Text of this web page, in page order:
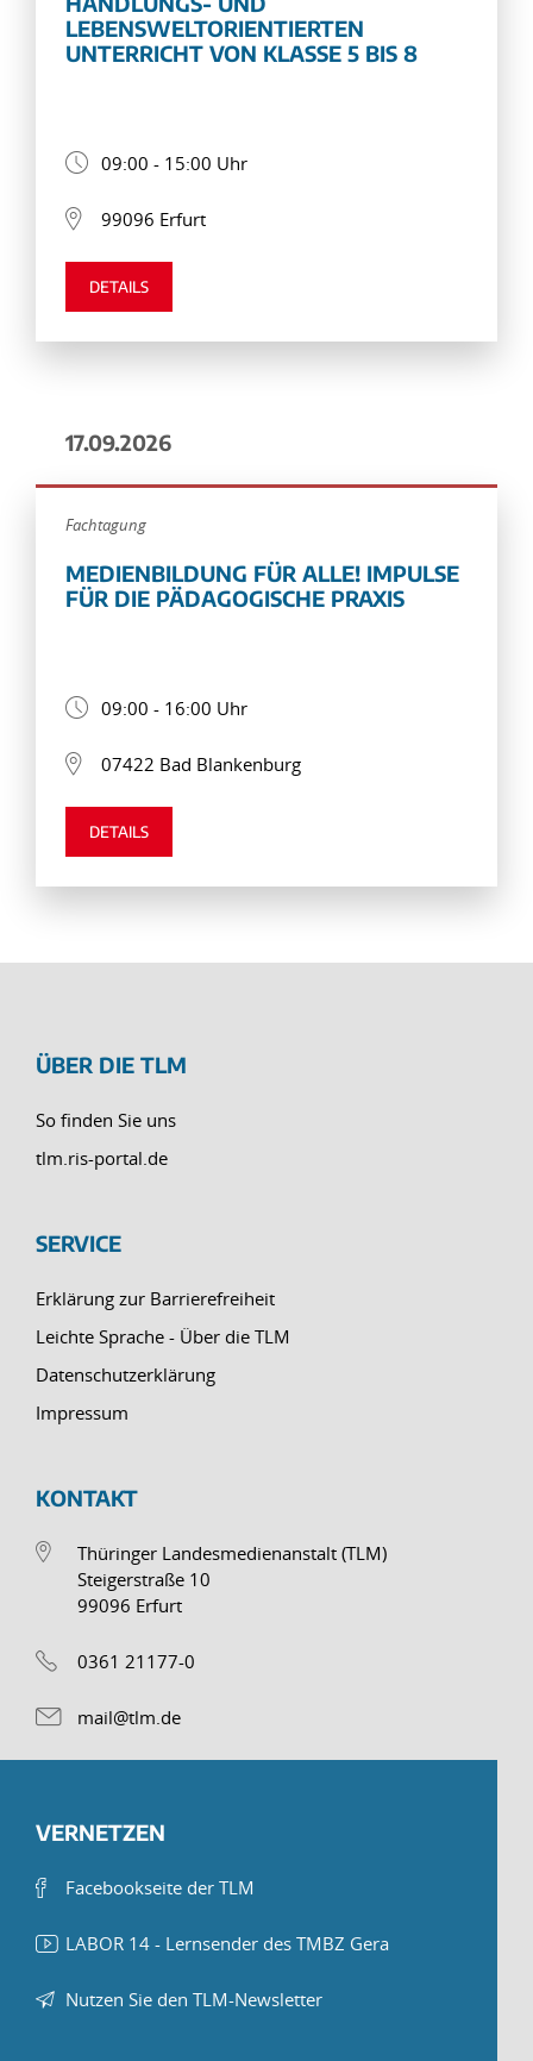
LEBENSWELTORIENTIERTEN
UNTERRICHT VON KLASSE 5 BIS 8
09:00 - 15:00 Uhr
99096 Erfurt
DETAILS
17.09.2026
Fachtagung
MEDIENBILDUNG FÜR ALLE! IMPULSE
FÜR DIE PÄDAGOGISCHE PRAXIS
09:00 - 16:00 Uhr
07422 Bad Blankenburg
DETAILS
ÜBER DIE TLM
So finden Sie uns
tlm.ris-portal.de
SERVICE
Erklärung zur Barrierefreiheit
Leichte Sprache - Über die TLM
Datenschutzerklärung
Impressum
KONTAKT
Thüringer Landesmedienanstalt (TLM)
Steigerstraße 10
99096 Erfurt
0361 21177-0
mail@tlm.de
VERNETZEN
Facebookseite der TLM
LABOR 14 - Lernsender des TMBZ Gera
Nutzen Sie den TLM-Newsletter